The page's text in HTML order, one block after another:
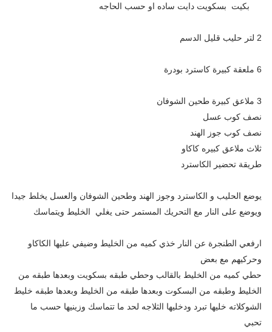
بكيت بسكويت دايت ساده او حسب الحاجه
2 لتر حليب قليل الدسم
6 ملعقة كبيرة كاسترد بودرة
3 ملاعق كبيرة طحين الشوفان
نصف كوب عسل
نصف كوب جوز الهند
ثلاث ملاعق كبيره كاكاو
طريقة تحضير الكاسترد
يوضع الحليب و الكاسترد وجوز الهند وطحين الشوفان والعسل يخلط جيدا
ويوضع على النار مع التحريك المستمر حتى يغلي الخليط ويتماسك
ارفعي الطنجرة عن النار خذي كميه من الخليط وضيفي عليها الكاكاو
وحركيهم مع بعض
حطي كميه من الخليط بالقالب وحطي طبقه بسكويت وبعدها طبقه من
الخليط وطبقه من البسكوت وبعدها طبقه من الخليط وبعدها طبقه خليط
الشوكلاته خليها تبرد ودخليها الثلاجه لحد ما تتماسك وزينيها حسب ما
تحبي